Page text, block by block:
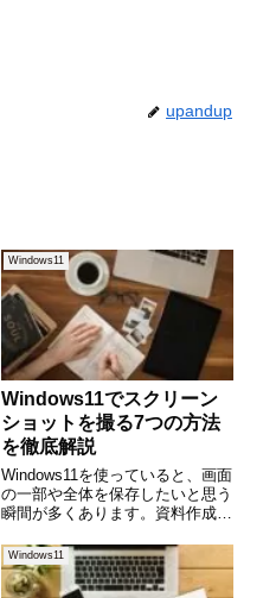
upandup
Windows11
Windows11でスクリーン
ショットを撮る7つの方法
を徹底解説
Windows11を使っていると、画面
の一部や全体を保存したいと思う
瞬間が多くあります。資料作成、
ージの記録など、スクリーンショ
ットの機能は日常的に活躍しま
す。しかし、意外と「どの方法が
Windows11